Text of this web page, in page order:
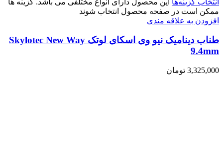
ممکن است در صفحه محصول انتخاب شوند
افزودن به علاقه مندی
طناب دینامیک نیو وی اسکای لوتک Skylotec New Way
9.4mm
3,325,000 تومان